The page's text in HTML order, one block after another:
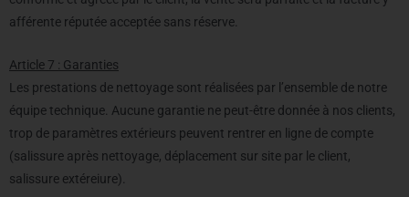
afférente réputée acceptée sans réserve.
Article 7 : Garanties
Les prestations de nettoyage sont réalisées par l’ensemble de notre
équipe technique. Aucune garantie ne peut-être donnée à nos clients,
trop de paramètres extérieurs peuvent rentrer en ligne de compte
(salissure après nettoyage, déplacement sur site par le client,
salissure extéreiure).